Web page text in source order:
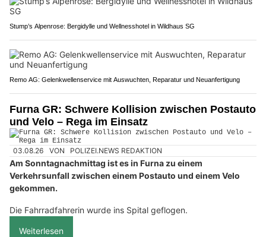
Stump’s Alpenrose: Bergidylle und Wellnesshotel in Wildhaus SG
Remo AG: Gelenkwellenservice mit Auswuchten, Reparatur und Neuanfertigung
Furna GR: Schwere Kollision zwischen Postauto
und Velo – Rega im Einsatz
03.08.26 VON POLIZEI.NEWS REDAKTION
Am Sonntagnachmittag ist es in Furna zu einem
Verkehrsunfall zwischen einem Postauto und einem Velo
gekommen.
Die Fahrradfahrerin wurde ins Spital geflogen.
Weiterlesen